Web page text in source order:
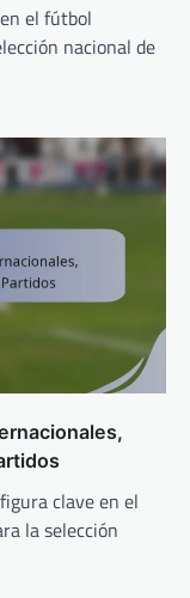
el fútbol
nacional de
clave en el
la selección